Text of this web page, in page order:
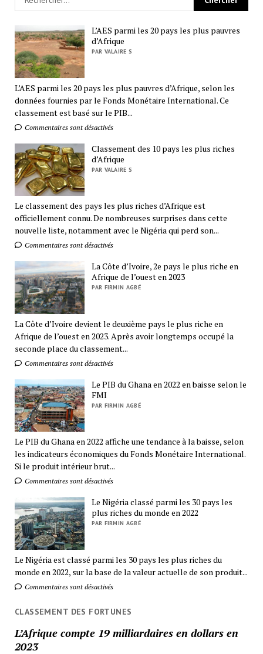
L’AES parmi les 20 pays les plus pauvres
d’Afrique
PAR VALAIRE S
L’AES parmi les 20 pays les plus pauvres d’Afrique, selon les
données fournies par le Fonds Monétaire International. Ce
classement est basé sur le PIB...
Commentaires sont désactivés
Classement des 10 pays les plus riches
d’Afrique
PAR VALAIRE S
Le classement des pays les plus riches d’Afrique est
officiellement connu. De nombreuses surprises dans cette
nouvelle liste, notamment avec le Nigéria qui perd son...
Commentaires sont désactivés
La Côte d’Ivoire, 2e pays le plus riche en
Afrique de l’ouest en 2023
PAR FIRMIN AGBÉ
La Côte d’Ivoire devient le deuxième pays le plus riche en
Afrique de l’ouest en 2023. Après avoir longtemps occupé la
seconde place du classement...
Commentaires sont désactivés
Le PIB du Ghana en 2022 en baisse selon le
FMI
PAR FIRMIN AGBÉ
Le PIB du Ghana en 2022 affiche une tendance à la baisse, selon
les indicateurs économiques du Fonds Monétaire International.
Si le produit intérieur brut...
Commentaires sont désactivés
Le Nigéria classé parmi les 30 pays les
plus riches du monde en 2022
PAR FIRMIN AGBÉ
Le Nigéria est classé parmi les 30 pays les plus riches du
monde en 2022, sur la base de la valeur actuelle de son produit...
Commentaires sont désactivés
CLASSEMENT DES FORTUNES
L’Afrique compte 19 milliardaires en dollars en
2023